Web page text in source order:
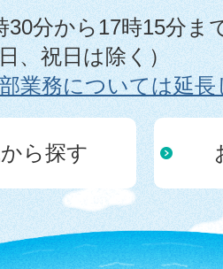
30分から17時15分ま
、祝日は除く）
業務については延
ら探す